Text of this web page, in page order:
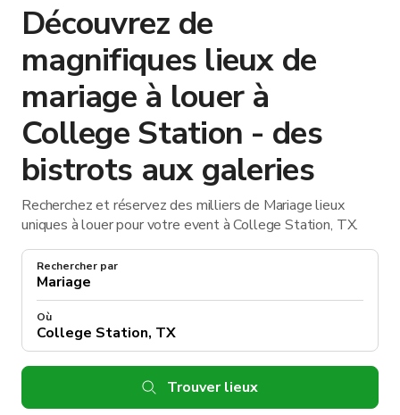
Découvrez de
magnifiques lieux de
mariage à louer à
College Station - des
bistrots aux galeries
Recherchez et réservez des milliers de Mariage lieux
uniques à louer pour votre event à College Station, TX.
Rechercher par
Où
Trouver lieux